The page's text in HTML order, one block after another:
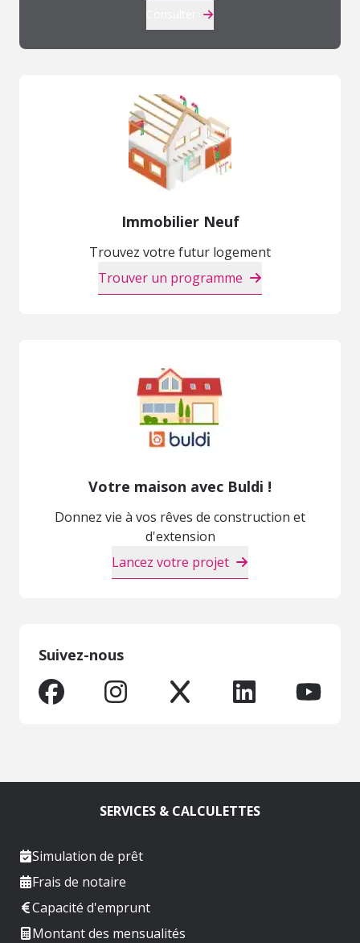
Immobilier Neuf
Trouvez votre futur logement
Trouver un programme
Votre maison avec Buldi !
Donnez vie à vos rêves de construction et
d'extension
Lancez votre projet
Suivez-nous
SERVICES & CALCULETTES
Simulation de prêt
Frais de notaire
Capacité d'emprunt
Montant des mensualités